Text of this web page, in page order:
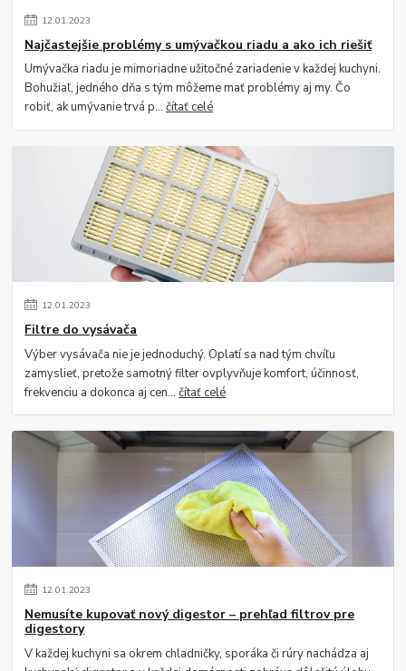
12.01.2023
Najčastejšie problémy s umývačkou riadu a ako ich riešiť
Umývačka riadu je mimoriadne užitočné zariadenie v každej kuchyni.
Bohužiaľ, jedného dňa s tým môžeme mať problémy aj my. Čo
robiť, ak umývanie trvá p...čítať celé
12.01.2023
Filtre do vysávača
Výber vysávača nie je jednoduchý. Oplatí sa nad tým chvíľu
zamyslieť, pretože samotný filter ovplyvňuje komfort, účinnosť,
frekvenciu a dokonca aj cen...čítať celé
12.01.2023
Nemusíte kupovať nový digestor – prehľad filtrov pre
digestory
V každej kuchyni sa okrem chladničky, sporáka či rúry nachádza aj